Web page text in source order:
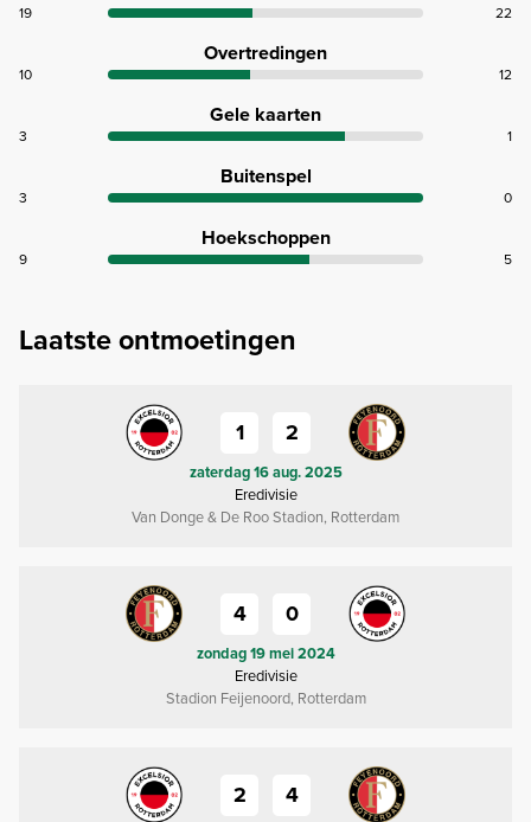
19 22
Overtredingen
10 12
Gele kaarten
3 1
Buitenspel
3 0
Hoekschoppen
9 5
Laatste ontmoetingen
1 2
zaterdag 16 aug. 2025
Eredivisie
Van Donge & De Roo Stadion, Rotterdam
4 0
zondag 19 mei 2024
Eredivisie
Stadion Feijenoord, Rotterdam
2 4